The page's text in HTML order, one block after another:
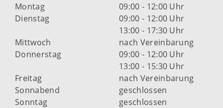
Montag
09:00 - 12:00 Uhr
Dienstag
09:00 - 12:00 Uhr
13:00 - 17:30 Uhr
Mittwoch
nach Vereinbarung
Donnerstag
09:00 - 12:00 Uhr
13:00 - 15:30 Uhr
Freitag
nach Vereinbarung
Sonnabend
geschlossen
Sonntag
geschlossen